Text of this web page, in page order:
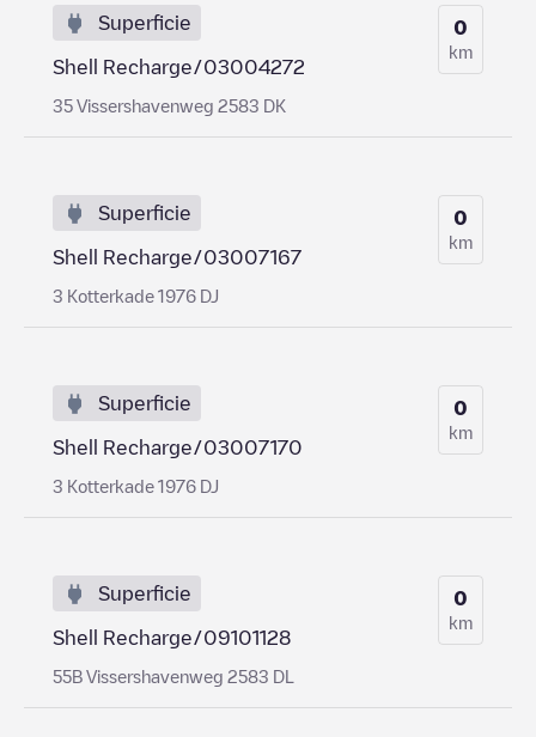
Superficie
Shell Recharge/03004272
35 Vissershavenweg 2583 DK
0
km
Superficie
Shell Recharge/03007167
3 Kotterkade 1976 DJ
0
km
Superficie
Shell Recharge/03007170
3 Kotterkade 1976 DJ
0
km
Superficie
Shell Recharge/09101128
55B Vissershavenweg 2583 DL
0
km